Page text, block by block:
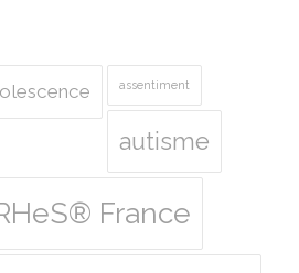
assentiment
autisme
France